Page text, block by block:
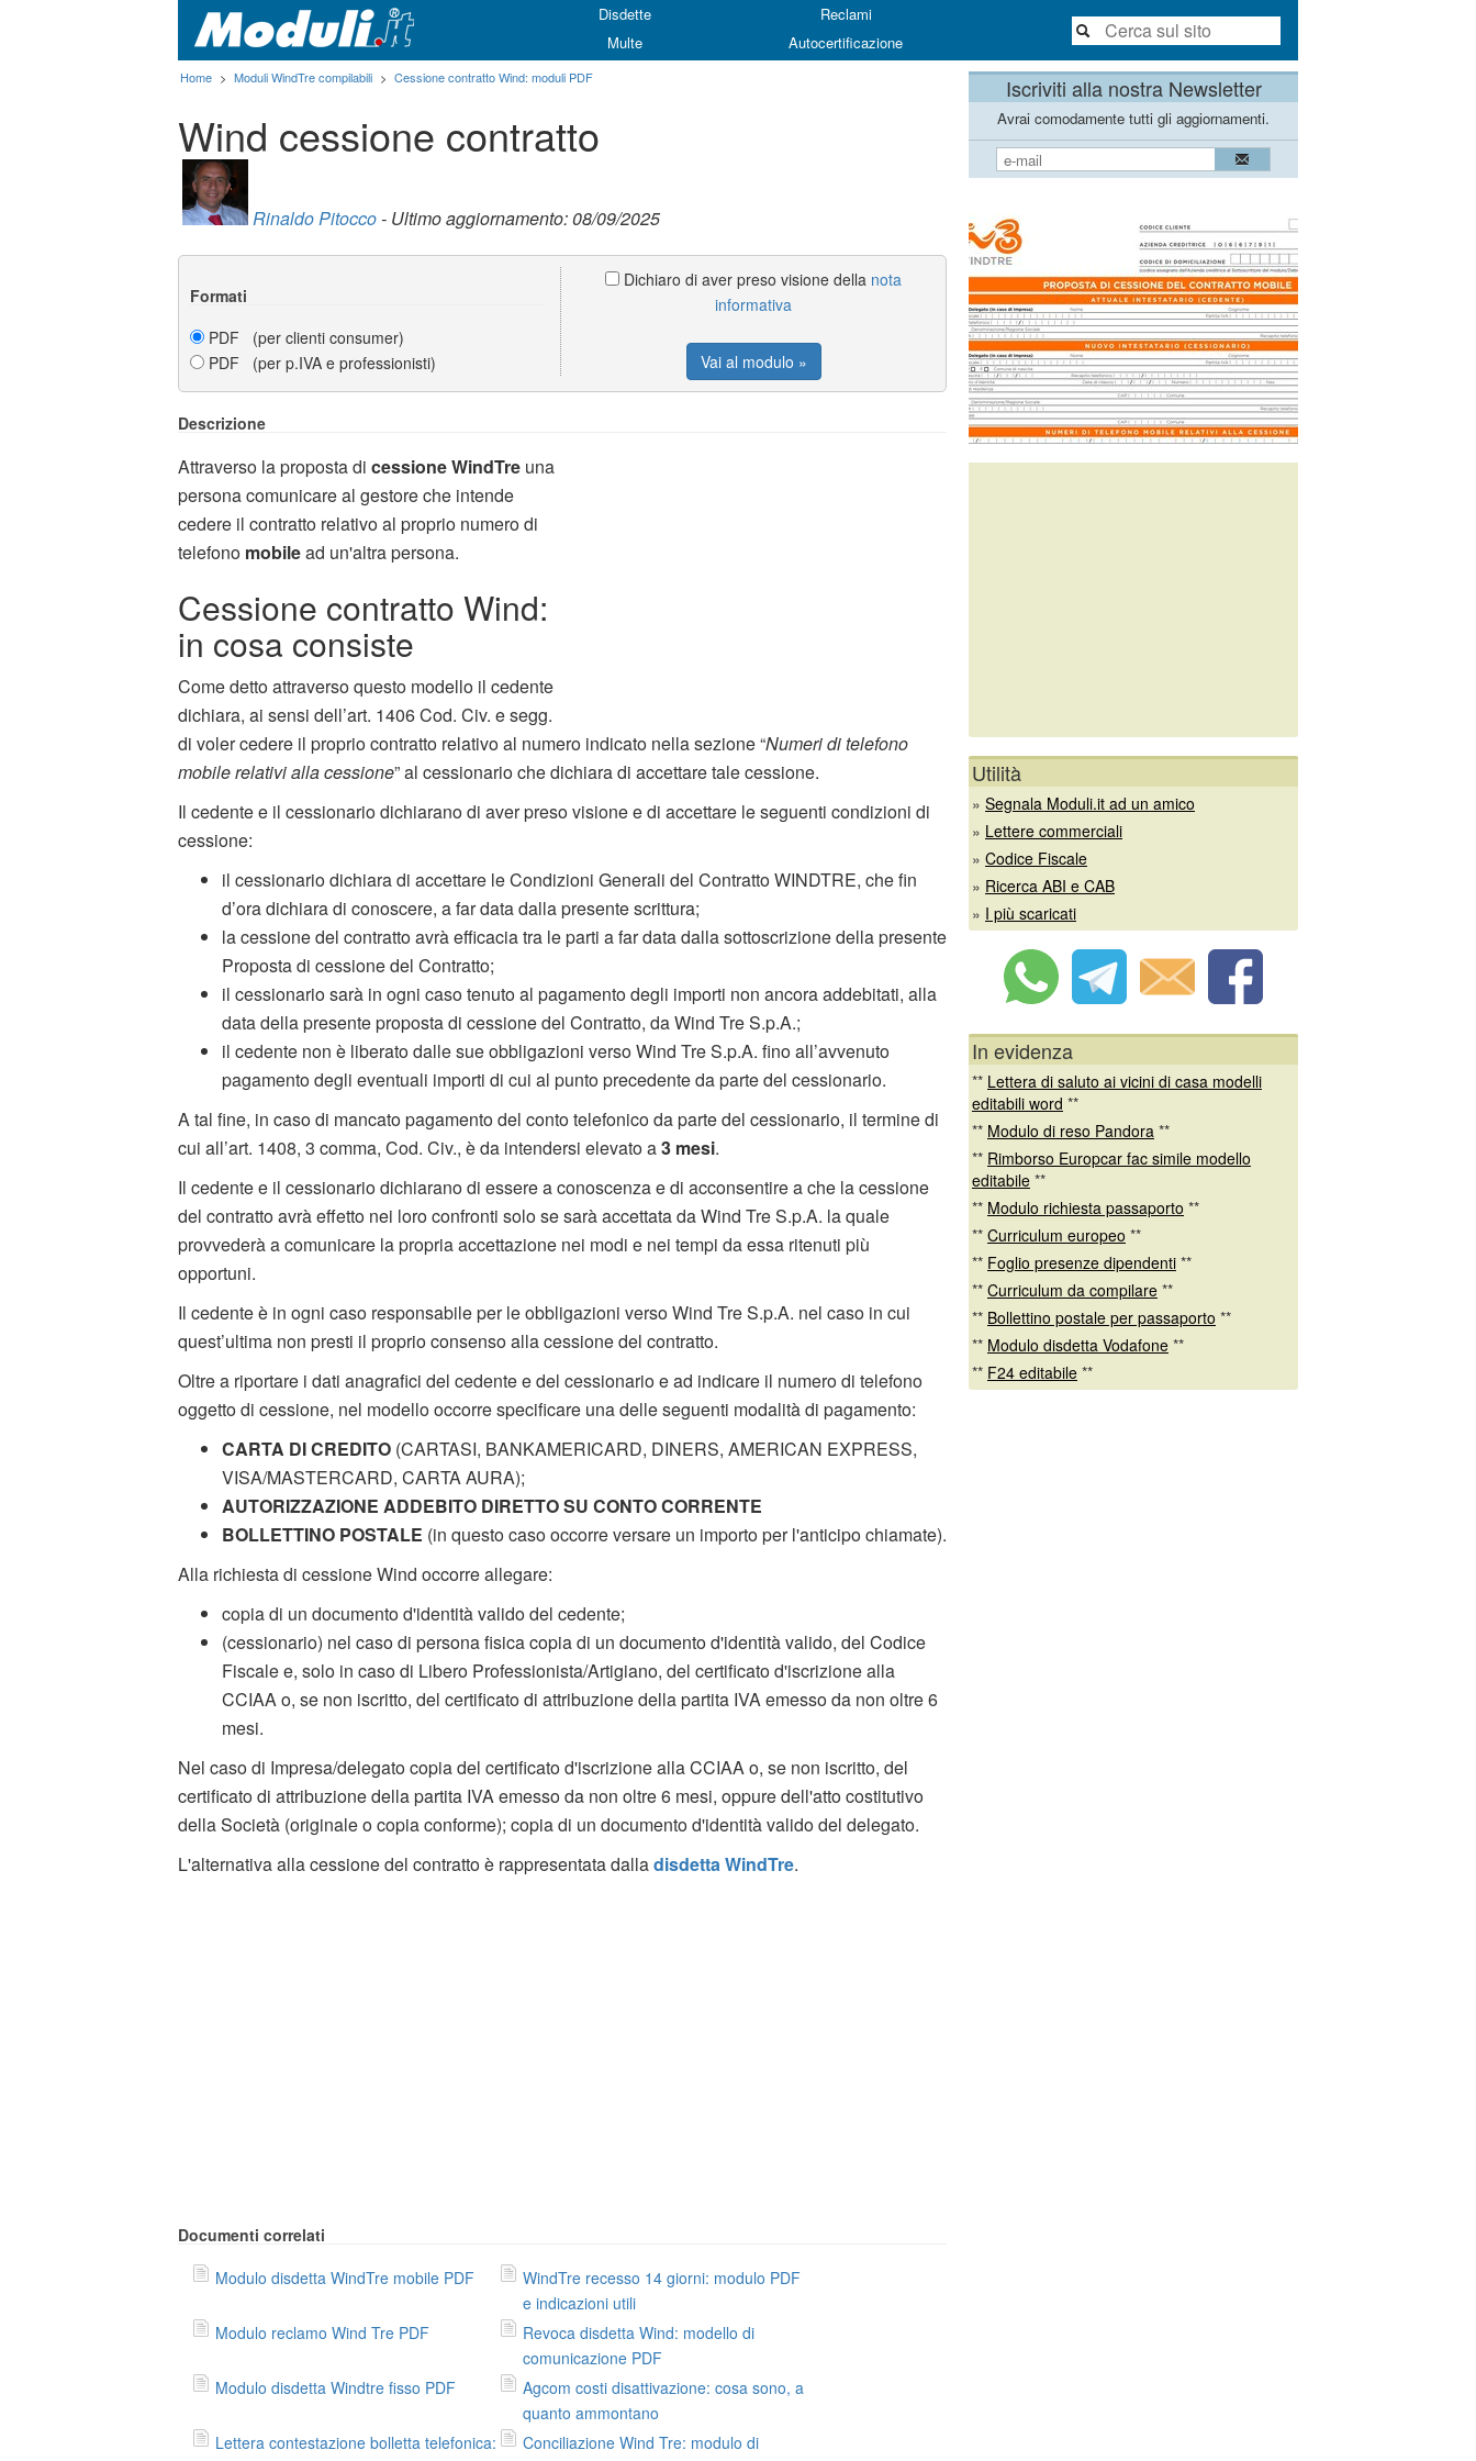
Disdette
Reclami
Multe
Autocertificazione
Home > Moduli WindTre compilabili > Cessione contratto Wind: moduli PDF
Wind cessione contratto
Rinaldo Pitocco- Ultimo aggiornamento: 08/09/2025
Formati
PDF (per clienti consumer)
PDF (per p.IVA e professionisti)
Dichiaro di aver preso visione della nota
informativa
Vai al modulo »
Descrizione
Attraverso la proposta di cessione WindTre una
persona comunicare al gestore che intende
cedere il contratto relativo al proprio numero di
telefono mobilead un'altra persona.
Cessione contratto Wind:
in cosa consiste
Come detto attraverso questo modello il cedente
dichiara, ai sensi dell’art. 1406 Cod. Civ. e segg.
di voler cedere il proprio contratto relativo al numero indicato nella sezione “Numeri di telefono
mobile relativi alla cessione” al cessionario che dichiara di accettare tale cessione.
Il cedente e il cessionario dichiarano di aver preso visione e di accettare le seguenti condizioni di
cessione:
il cessionario dichiara di accettare le Condizioni Generali del Contratto WINDTRE, che fin
d’ora dichiara di conoscere, a far data dalla presente scrittura;
la cessione del contratto avrà efficacia tra le parti a far data dalla sottoscrizione della presente
Proposta di cessione del Contratto;
il cessionario sarà in ogni caso tenuto al pagamento degli importi non ancora addebitati, alla
data della presente proposta di cessione del Contratto, da Wind Tre S.p.A.;
il cedente non è liberato dalle sue obbligazioni verso Wind Tre S.p.A. fino all’avvenuto
pagamento degli eventuali importi di cui al punto precedente da parte del cessionario.
A tal fine, in caso di mancato pagamento del conto telefonico da parte del cessionario, il termine di
cui all’art. 1408, 3 comma, Cod. Civ., è da intendersi elevato a3 mesi.
Il cedente e il cessionario dichiarano di essere a conoscenza e di acconsentire a che la cessione
del contratto avrà effetto nei loro confronti solo se sarà accettata da Wind Tre S.p.A. la quale
provvederà a comunicare la propria accettazione nei modi e nei tempi da essa ritenuti più
opportuni.
Il cedente è in ogni caso responsabile per le obbligazioni verso Wind Tre S.p.A. nel caso in cui
quest’ultima non presti il proprio consenso alla cessione del contratto.
Oltre a riportare i dati anagrafici del cedente e del cessionario e ad indicare il numero di telefono
oggetto di cessione, nel modello occorre specificare una delle seguenti modalità di pagamento:
CARTA DI CREDITO (CARTASI, BANKAMERICARD, DINERS, AMERICAN EXPRESS,
VISA/MASTERCARD, CARTA AURA);
AUTORIZZAZIONE ADDEBITO DIRETTO SU CONTO CORRENTE
BOLLETTINO POSTALE (in questo caso occorre versare un importo per l'anticipo chiamate).
Alla richiesta di cessione Wind occorre allegare:
copia di un documento d'identità valido del cedente;
(cessionario) nel caso di persona fisica copia di un documento d'identità valido, del Codice
Fiscale e, solo in caso di Libero Professionista/Artigiano, del certificato d'iscrizione alla
CCIAA o, se non iscritto, del certificato di attribuzione della partita IVA emesso da non oltre 6
mesi.
Nel caso di Impresa/delegato copia del certificato d'iscrizione alla CCIAA o, se non iscritto, del
certificato di attribuzione della partita IVA emesso da non oltre 6 mesi, oppure dell'atto costitutivo
della Società (originale o copia conforme); copia di un documento d'identità valido del delegato.
L'alternativa alla cessione del contratto è rappresentata dalladisdetta WindTre.
Documenti correlati
Modulo disdetta WindTre mobile PDF
WindTre recesso 14 giorni: modulo PDF
e indicazioni utili
Modulo reclamo Wind Tre PDF
Revoca disdetta Wind: modello di
comunicazione PDF
Modulo disdetta Windtre fisso PDF
Agcom costi disattivazione: cosa sono, a
quanto ammontano
Lettera contestazione bolletta telefonica:
Conciliazione Wind Tre: modulo di
Iscriviti alla nostra Newsletter
Avrai comodamente tutti gli aggiornamenti.
Utilità
» Segnala Moduli.it ad un amico
» Lettere commerciali
» Codice Fiscale
» Ricerca ABI e CAB
» I più scaricati
In evidenza
** Lettera di saluto ai vicini di casa modelli
editabili word **
** Modulo di reso Pandora **
** Rimborso Europcar fac simile modello
editabile **
** Modulo richiesta passaporto **
** Curriculum europeo **
** Foglio presenze dipendenti **
** Curriculum da compilare **
** Bollettino postale per passaporto **
** Modulo disdetta Vodafone **
** F24 editabile **